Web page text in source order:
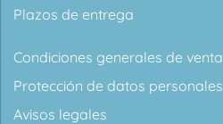
Plazos de entrega
Condiciones generales de venta
Protección de datos personales
Avisos legales